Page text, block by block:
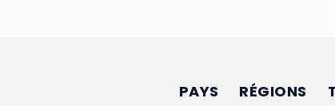
PAYS RÉGIONS